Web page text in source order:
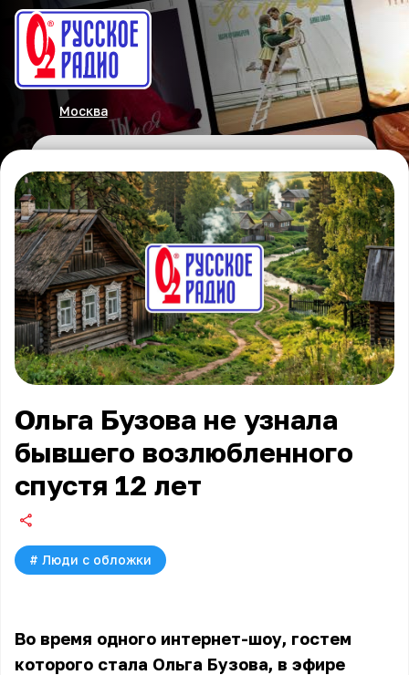
Москва
Ольга Бузова не узнала
бывшего возлюбленного
спустя 12 лет
# Люди с обложки
Во время одного интернет-шоу, гостем
которого стала Ольга Бузова, в эфире